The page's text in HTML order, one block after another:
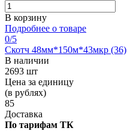
В корзину
Подробнее о товаре
0/5
Скотч 48мм*150м*43мкр (36)
В наличии
2693 шт
Цена за единицу
(в рублях)
85
Доставка
По тарифам ТК